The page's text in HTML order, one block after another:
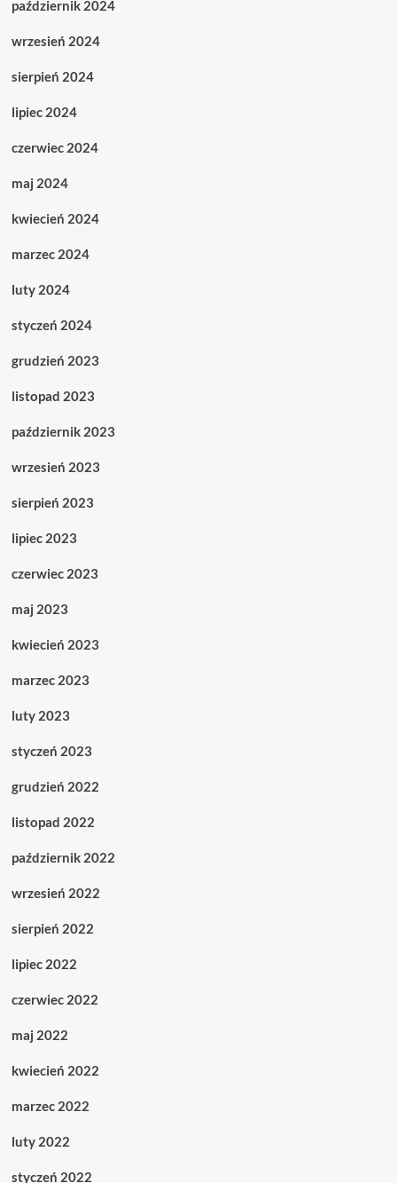
październik 2024
wrzesień 2024
sierpień 2024
lipiec 2024
czerwiec 2024
maj 2024
kwiecień 2024
marzec 2024
luty 2024
styczeń 2024
grudzień 2023
listopad 2023
październik 2023
wrzesień 2023
sierpień 2023
lipiec 2023
czerwiec 2023
maj 2023
kwiecień 2023
marzec 2023
luty 2023
styczeń 2023
grudzień 2022
listopad 2022
październik 2022
wrzesień 2022
sierpień 2022
lipiec 2022
czerwiec 2022
maj 2022
kwiecień 2022
marzec 2022
luty 2022
styczeń 2022